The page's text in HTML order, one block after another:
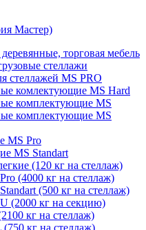
Мастер)
торговая мебель
стеллажи
стеллажей MS PRO
комлектующие MS Hard
комплектующие MS
комплектующие MS
MS Pro
MS Standart
(120 кг на стеллаж)
(4000 кг на стеллаж)
(500 кг на стеллаж)
(2000 кг на секцию)
кг на стеллаж)
кг на стеллаж)